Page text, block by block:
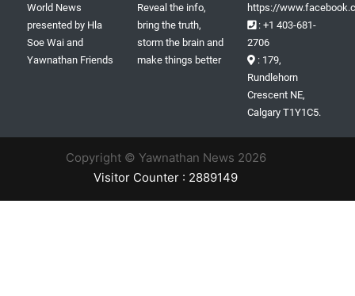
World News
presented by Hla
Soe Wai and
Yawnathan Friends
Reveal the info,
bring the truth,
storm the brain and
make things better
https://
: +1 403-681-
2706
: 179,
Rundlehorn
Crescent NE,
Calgary T1Y1C5.
Copyright © Yawnathan News 2026
Visitor Counter : 2889149